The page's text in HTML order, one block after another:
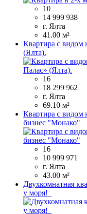
10
14 999 938
г. Ялта
41.00 м²
Квартира с видом
(Ялта).
16
18 299 962
г. Ялта
69.10 м²
Квартира с видом
бизнес "Монако"
16
10 999 971
г. Ялта
43.00 м²
Двухкомнатная
у моря!